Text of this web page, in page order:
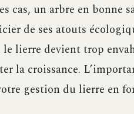
cas, un arbre en bonne
de ses atouts
lierre devient trop
la croissance.
gestion du lierre en